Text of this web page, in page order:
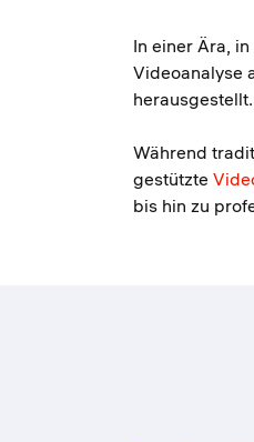
In einer Ära,
Videoanalyse
herausgestellt.
Während
gestützte
bis hin zu